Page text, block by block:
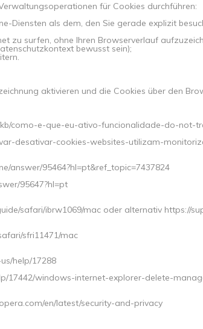
für Cookies durchführen:
Diensten als dem, den Sie gerade explizit
zu surfen, ohne Ihren Browserverlauf
bewusst sein);
aktivieren und die Cookies über den
como-e-que-eu-ativo-funcionalidade-do-not-
desativar-cookies-websites-utilizam-
answer/95464?hl=pt&ref_topic=7437824
95647?hl=pt
safari/ibrw1069/mac oder alternativ https://
sfri11471/mac
help/17288
17442/windows-internet-explorer-delete-
en/latest/security-and-privacy